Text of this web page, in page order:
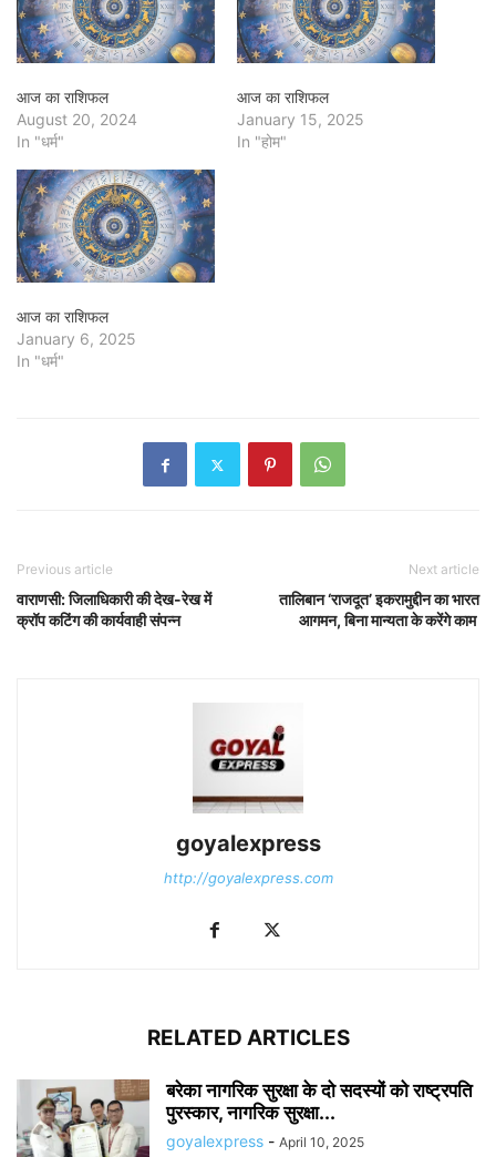
आज का राशिफल
August 20, 2024
In "धर्म"
आज का राशिफल
January 15, 2025
In "होम"
आज का राशिफल
January 6, 2025
In "धर्म"
Previous article
वाराणसी: जिलाधिकारी की देख-रेख में
क्रॉप कटिंग की कार्यवाही संपन्न
Next article
तालिबान ‘राजदूत’ इकरामुद्दीन का भारत
आगमन, बिना मान्यता के करेंगे काम
goyalexpress
http://goyalexpress.com
RELATED ARTICLES
बरेका नागरिक सुरक्षा के दो सदस्यों को राष्ट्रपति
पुरस्कार, नागरिक सुरक्षा...
goyalexpress - April 10, 2025